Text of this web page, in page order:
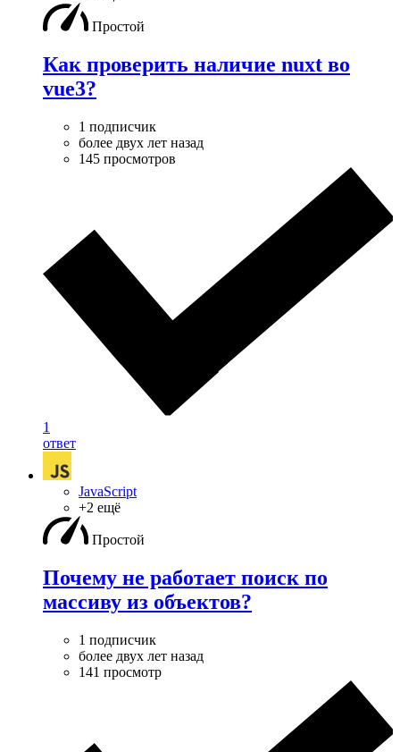
Простой
Как проверить наличие nuxt во
vue3?
1 подписчик
более двух лет назад
145 просмотров
1
ответ
JavaScript
+2 ещё
Простой
Почему не работает поиск по
массиву из объектов?
1 подписчик
более двух лет назад
141 просмотр